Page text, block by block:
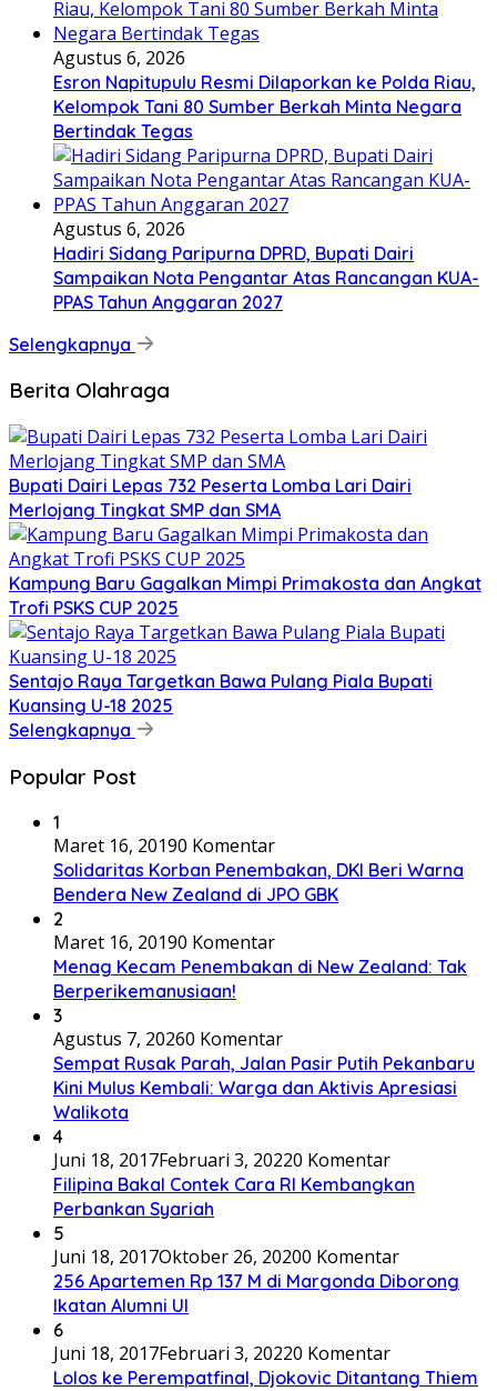
Agustus 6, 2026
Esron Napitupulu Resmi Dilaporkan ke Polda Riau,
Kelompok Tani 80 Sumber Berkah Minta Negara
Bertindak Tegas
Agustus 6, 2026
Hadiri Sidang Paripurna DPRD, Bupati Dairi
Sampaikan Nota Pengantar Atas Rancangan KUA-
PPAS Tahun Anggaran 2027
Selengkapnya
Berita Olahraga
Bupati Dairi Lepas 732 Peserta Lomba Lari Dairi
Merlojang Tingkat SMP dan SMA
Kampung Baru Gagalkan Mimpi Primakosta dan Angkat
Trofi PSKS CUP 2025
Sentajo Raya Targetkan Bawa Pulang Piala Bupati
Kuansing U-18 2025
Selengkapnya
Popular Post
1
Maret 16, 20190 Komentar
Solidaritas Korban Penembakan, DKI Beri Warna
Bendera New Zealand di JPO GBK
2
Maret 16, 20190 Komentar
Menag Kecam Penembakan di New Zealand: Tak
Berperikemanusiaan!
3
Agustus 7, 20260 Komentar
Sempat Rusak Parah, Jalan Pasir Putih Pekanbaru
Kini Mulus Kembali: Warga dan Aktivis Apresiasi
Walikota
4
Juni 18, 2017Februari 3, 20220 Komentar
Filipina Bakal Contek Cara RI Kembangkan
Perbankan Syariah
5
Juni 18, 2017Oktober 26, 20200 Komentar
256 Apartemen Rp 137 M di Margonda Diborong
Ikatan Alumni UI
6
Juni 18, 2017Februari 3, 20220 Komentar
Lolos ke Perempatfinal, Djokovic Ditantang Thiem